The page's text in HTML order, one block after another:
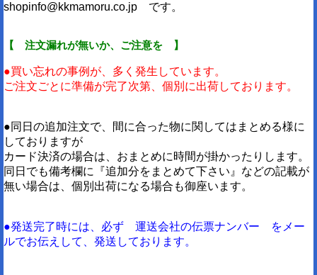
shopinfo@kkmamoru.co.jp です。
【 注文漏れが無いか、ご注意を 】
●買い忘れの事例が、多く発生しています。
ご注文ごとに準備が完了次第、個別に出荷しております。
●同日の追加注文で、間に合った物に関してはまとめる様に
しておりますが
カード決済の場合は、おまとめに時間が掛かったりします。
同日でも備考欄に『追加分をまとめて下さい』などの記載が
無い場合は、個別出荷になる場合も御座います。
●発送完了時には、必ず 運送会社の伝票ナンバー をメー
ルでお伝えして、発送しております。